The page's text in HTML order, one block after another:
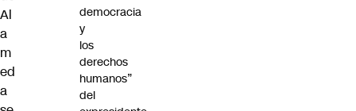
Al
a
m
ed
a
democracia
y
los
derechos
humanos”
del